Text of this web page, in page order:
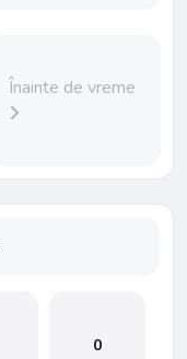
Înainte de vreme
0